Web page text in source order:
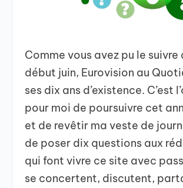
Comme vous avez pu le suivre
début juin, Eurovision au
ses dix ans d’existence. C’est
pour moi de poursuivre cet
et de revêtir ma veste de
de poser dix questions aux
qui font vivre ce site avec
se concertent, discutent,